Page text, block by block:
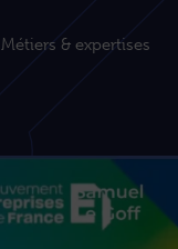
Métiers & expertises